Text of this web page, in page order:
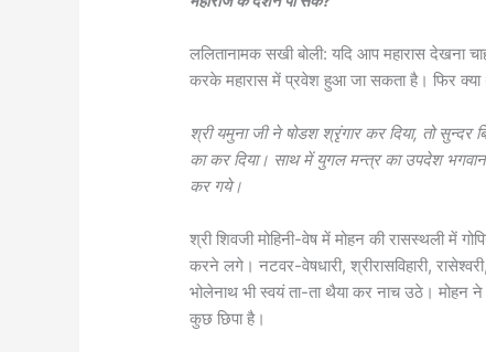
ललितानामक सखी बोली: यदि आप महारास देखना
करके महारास में प्रवेश हुआ जा सकता है। फिर क्या
श्री यमुना जी ने षोडश श्रृंगार कर दिया, तो
का कर दिया। साथ में युगल मन्त्र का उपदेश
कर गये।
श्री शिवजी मोहिनी-वेष में मोहन की रासस्थली में
करने लगे। नटवर-वेषधारी, श्रीरासविहारी,
भोलेनाथ भी स्वयं ता-ता थैया कर नाच उठे। मोहन ने
कुछ छिपा है।